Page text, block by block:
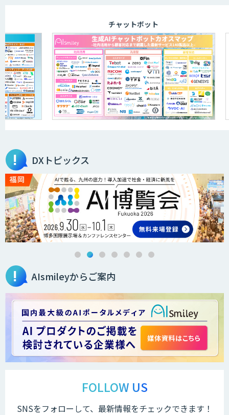
チャットボット
DXトピックス
AIsmileyからご案内
FOLLOW US
SNSをフォローして、最新情報をチェックできます！